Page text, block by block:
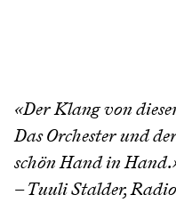
«Der Klang von
Das Orchester und
schön Hand in
– Tuuli Stalder,